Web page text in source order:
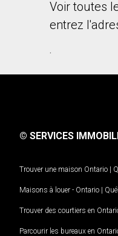
Voir toutes
entrez
.
© SERVICES
Trouver une maison Ontario |
Maisons à louer - Ontario |
Trouver des courtiers en
Parcourir les bureaux en